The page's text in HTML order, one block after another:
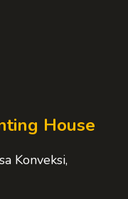
House
Konveksi,